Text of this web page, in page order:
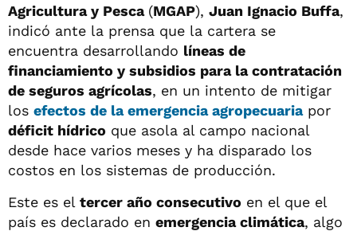
Agricultura y Pesca (MGAP), Juan Ignacio Buffa,
indicó ante la prensa que la cartera se
encuentra desarrollando líneas de
financiamiento y subsidios para la contratación
de seguros agrícolas, en un intento de mitigar
los efectos de la emergencia agropecuariapor
déficit hídrico que asola al campo nacional
desde hace varios meses y ha disparado los
costos en los sistemas de producción.
Este es el tercer año consecutivo en el que el
país es declarado en emergencia climática, algo